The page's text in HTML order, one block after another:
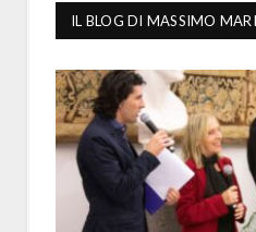
IL BLOG DI MASSIMO